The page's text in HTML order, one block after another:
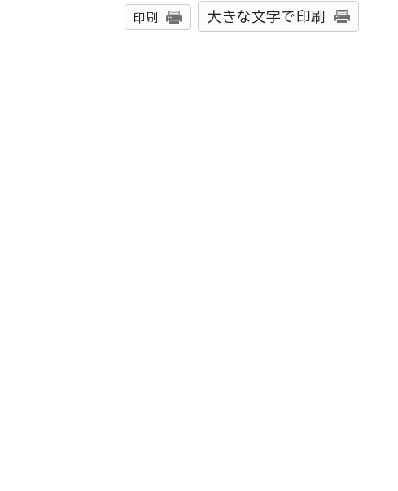
印刷 大きな文字で印刷